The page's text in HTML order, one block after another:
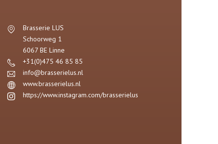
Brasserie LUS
Schoorweg 1
6067 BE Linne
+31(0)475 46 85 85
info@brasserielus.nl
www.brasserielus.nl
https://www.instagram.com/brasserielus